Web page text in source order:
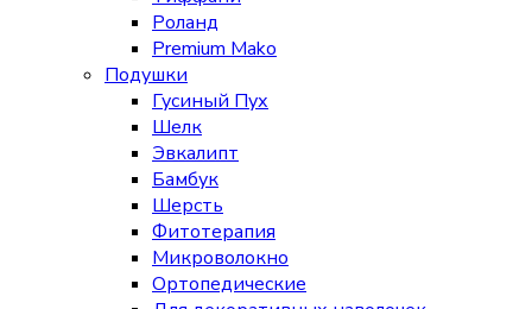
Роланд
Premium Mako
Подушки
Гусиный Пух
Шелк
Эвкалипт
Бамбук
Шерсть
Фитотерапия
Микроволокно
Ортопедические